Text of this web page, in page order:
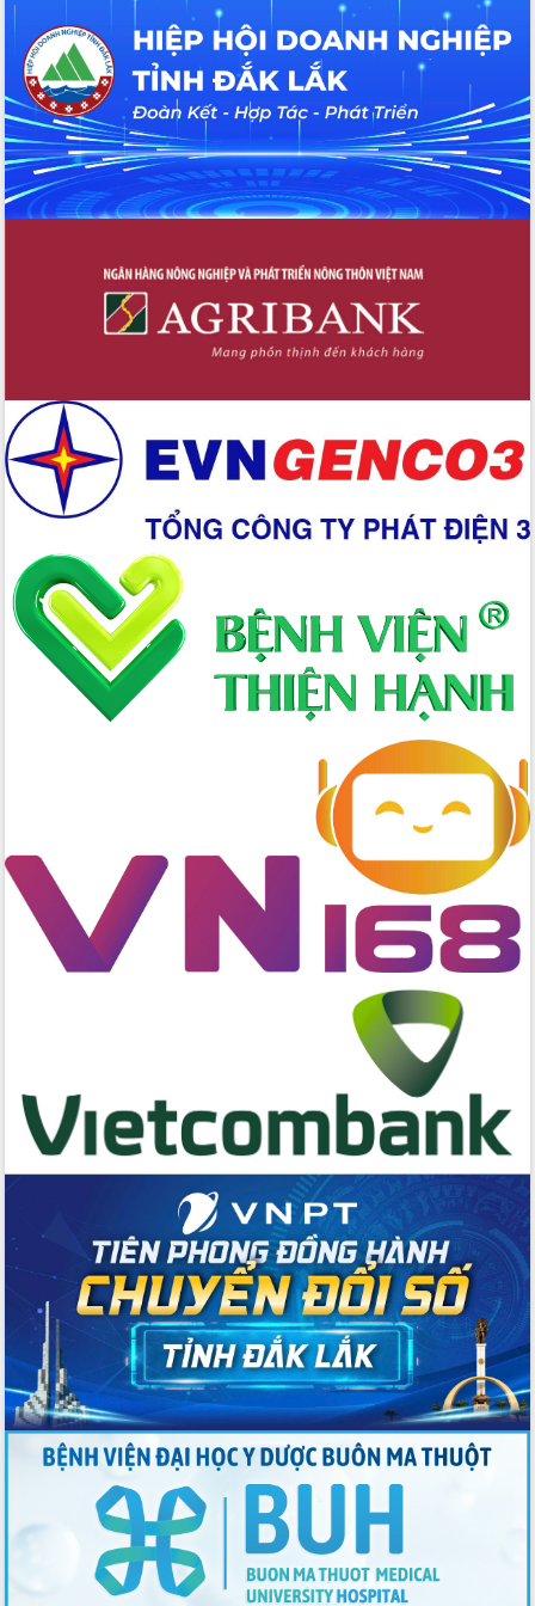
hiện nhiệm vụ quản lý tài sản công
hàng tuần
Tháo gỡ những vướng mắc, đẩy mạnh
công tác cải cách thủ tục hành chính
tại Trung tâm Phục vụ hành chính
công tỉnh
Đắk Lắk: Tôn vinh 46 giải pháp tại Hội
thi Sáng tạo Kỹ thuật 2024 - 2025
Phó Chủ tịch UBND tỉnh Đắk Lắk
Trương Công Thái kiểm tra thực địa
Dự án cao tốc Khánh Hòa - Buôn Ma
sản sống” trong dòng chảy toàn cầu
Xây dựng nông thôn mới: Nâng cao đời
sống người dân từ những mô hình thiết
Quyết liệt tháo gỡ vướng mắc, đẩy
nhanh tiến độ các dự án trọng điểm
trong Khu kinh tế Nam Phú Yên
Hòn Yến phát triển du lịch gắn với bảo
tồn biển
Lấy ý kiến điều chỉnh Quy hoạch tỉnh
Đắk Lắk thời kỳ 2021-2030, tầm nhìn
đến năm 2050
Phát động chiến dịch 30 ngày đêm
II/2026
Đắk Lắk ký kết thỏa thuận hợp tác về
chuyển đổi số giai đoạn 2026 – 2030
với Tập đoàn Bưu chính Viễn thông
Việt Nam
liệu và Bản đồ số
Tập huấn ứng dụng trí tuệ nhân tạo (AI)
trong thương mại điện tử năm 2026
Đoàn đại biểu Quốc hội tỉnh Đắk Lắk
trao đổi thông tin trước Kỳ họp thứ
nhất, Quốc hội khóa XVI
Quyết liệt cải cách hành chính, khơi
thông nguồn lực phát triển
Nâng cao hiệu lực, hiệu quả HĐND
tỉnh thông qua hiện đại hóa hành chính
Xã Ea Phê gắn cải cách hành chính với
chuyển đổi số
Phó Chủ tịch Thường trực UBND tỉnh
Hồ Thị Nguyên Thảo làm việc tại Trung
tâm Phục vụ hành chính công xã Ea
Xây dựng nền hành chính số đồng
hành cùng nông dân dân, doanh nghiệp
Giai đoạn 2026-2030, Đắk Lắk phấn